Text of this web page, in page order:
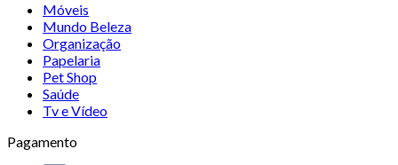
Móveis
Mundo Beleza
Organização
Papelaria
Pet Shop
Saúde
Tv e Vídeo
Pagamento